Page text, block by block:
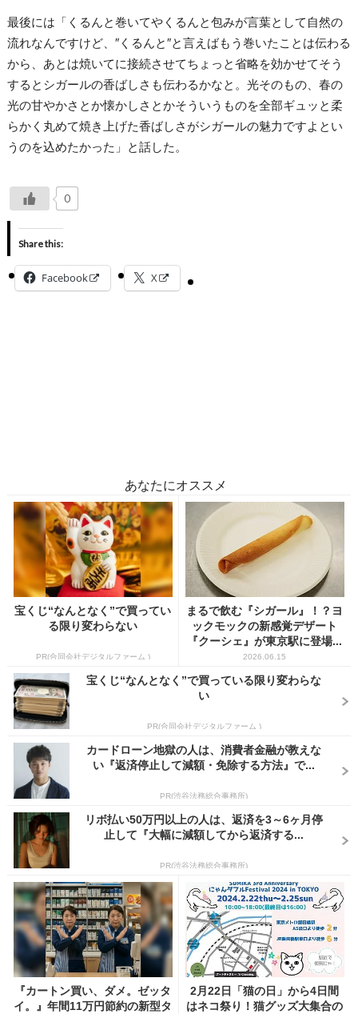
最後には「くるんと巻いてやくるんと包みが言葉として自然の
流れなんですけど、″くるんと″と言えばもう巻いたことは伝わる
から、あとは焼いてに接続させてちょっと省略を効かせてそう
するとシガールの香ばしさも伝わるかなと。光そのもの、春の
光の甘やかさとか懐かしさとかそういうものを全部ギュッと柔
らかく丸めて焼き上げた香ばしさがシガールの魅力ですよとい
うのを込めたかった」と話した。
0
Share this:
Facebook X
あなたにオススメ
宝くじ“なんとなく”で買ってい
る限り変わらない
PR(合同会社デジタルファーム )
まるで飲む『シガール』！？ヨ
ックモックの新感覚デザート
『クーシェ』が東京駅に登場...
2026.06.15
宝くじ“なんとなく”で買っている限り変わらな
い
PR(合同会社デジタルファーム )
カードローン地獄の人は、消費者金融が教えな
い『返済停止して減額・免除する方法』で...
PR(渋谷法務総合事務所)
リボ払い50万円以上の人は、返済を3～6ヶ月停
止して『大幅に減額してから返済する...
PR(渋谷法務総合事務所)
『カートン買い、ダメ。ゼッタ
イ。』年間11万円節約の新型タ
2月22日「猫の日」から4日間
はネコ祭り！猫グッズ大集合の